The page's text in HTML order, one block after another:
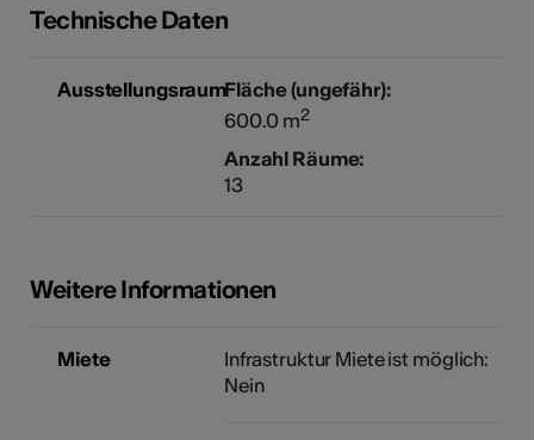
Technische Daten
AusstellungsraumFläche (ungefähr):
600.0 m2
Anzahl Räume:
13
Weitere Informationen
Miete
Infrastruktur Miete ist möglich:
Nein